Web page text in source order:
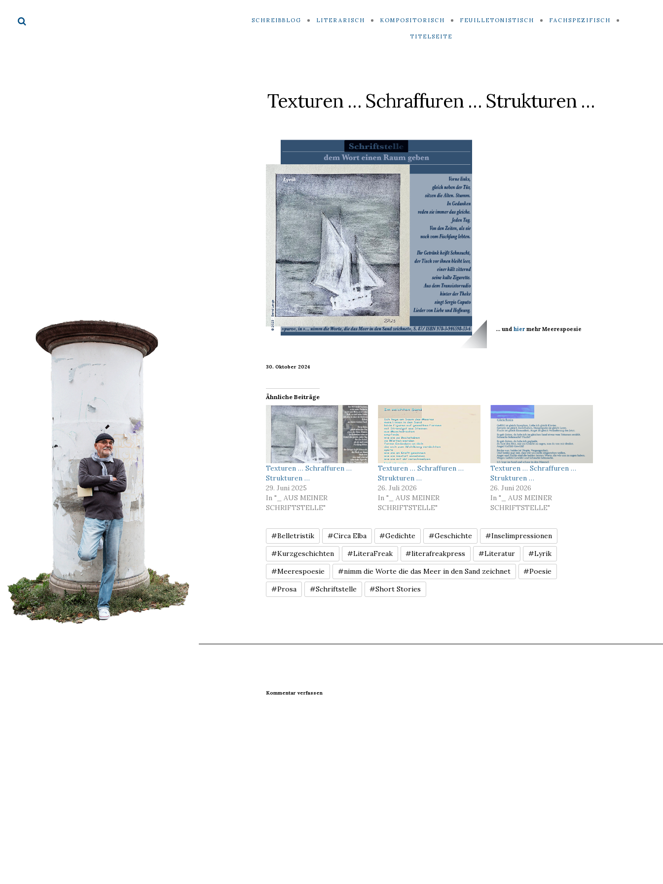
SCHREIBBLOG LITERARISCH KOMPOSITORISCH FEUILLETONISTISCH FACHSPEZIFISCH
TITELSEITE
Texturen … Schraffuren … Strukturen …
… undhier mehr Meerespoesie
30. Oktober 2024
Ähnliche Beiträge
Texturen … Schraffuren …
Strukturen …
29. Juni 2025
In "_ AUS MEINER
SCHRIFTSTELLE"
Texturen … Schraffuren …
Strukturen …
26. Juli 2026
In "_ AUS MEINER
SCHRIFTSTELLE"
Texturen … Schraffuren …
Strukturen …
26. Juni 2026
In "_ AUS MEINER
SCHRIFTSTELLE"
#Belletristik #Circa Elba #Gedichte #Geschichte
#Inselimpressionen
#Kurzgeschichten
#LiteraFreak #literafreakpress #Literatur
#Lyrik
#Meerespoesie
#nimm die Worte die das Meer in den Sand zeichnet
#Poesie
#Prosa
#Schriftstelle #Short Stories
Kommentar verfassen